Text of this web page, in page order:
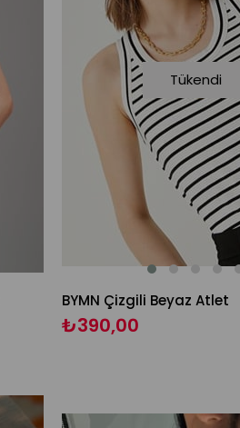
Tükendi
BYMN Çizgili Beyaz Atlet
₺390,00